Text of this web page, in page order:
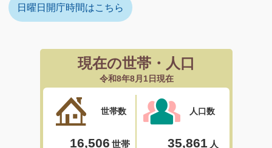
日曜日開庁時間はこちら